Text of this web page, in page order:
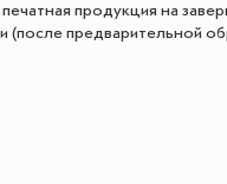
продукция на
предварительной